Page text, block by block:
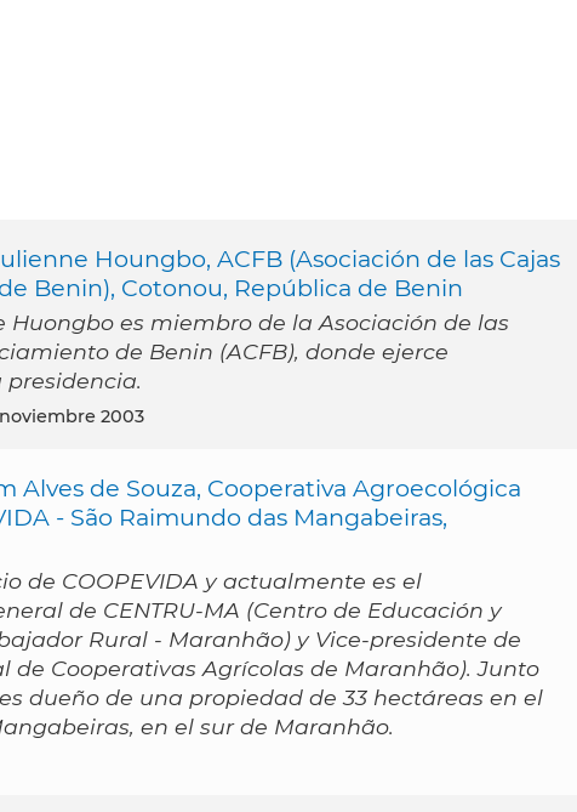
Houngbo, ACFB (Asociación de las Cajas
Benin), Cotonou, República de Benin
Huongbo es miembro de la Asociación de las
de Benin (ACFB), donde ejerce
2003
Alves de Souza, Cooperativa Agroecológica
- São Raimundo das Mangabeiras,
de COOPEVIDA y actualmente es el
de CENTRU-MA (Centro de Educación y
Rural - Maranhão) y Vice-presidente de
de Cooperativas Agrícolas de Maranhão). Junto
dueño de una propiedad de 33 hectáreas en el
en el sur de Maranhão.